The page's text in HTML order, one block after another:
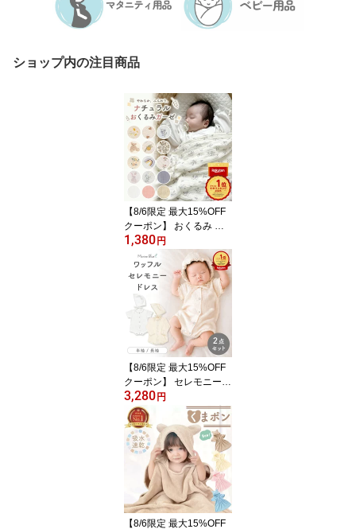
ショップ内の注目商品
【8/6限定 最大15%OFF
クーポン】 おくるみ ガ
ーゼ 退院 かわいい 新生
児 ガーゼおくるみ 春 夏
用 ガーゼケット ベビー
赤ちゃん 6重ガーゼ 6重
2重 退院時 おくるみガー
ゼ ブランケット ベビー
ブランケット 出産祝い
お昼寝 保育園 春夏 退院
着 白
1,380円
【8/6限定 最大15%OFF
クーポン】 セレモニード
レス 男の子 新生児 女の
子 春 お宮参り 退院 夏用
ベビー ベビー服 夏 半袖
退院着 コットン 1歳 赤ち
ゃん 春夏 セレモニー 長
袖 ロンパース 前開き ワ
ッフルロンパース セット
帽子 ボンネット 子供服
3,280円
【8/6限定 最大15%OFF